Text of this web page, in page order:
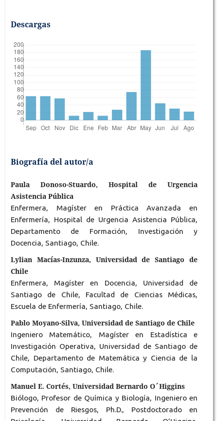
Descargas
Biografía del autor/a
Paula Donoso-Stuardo, Hospital de Urgencia
Asistencia Pública
Enfermera, Magíster en Práctica Avanzada en
Enfermería, Hospital de Urgencia Asistencia Pública,
Departamento de Formación, Investigación y
Docencia, Santiago, Chile.
Lylian Macías-Inzunza, Universidad de Santiago de
Chile
Enfermera, Magíster en Docencia, Universidad de
Santiago de Chile, Facultad de Ciencias Médicas,
Escuela de Enfermería, Santiago, Chile.
Pablo Moyano-Silva, Universidad de Santiago de Chile
Ingeniero Matemático, Magíster en Estadística e
Investigación Operativa, Universidad de Santiago de
Chile, Departamento de Matemática y Ciencia de la
Computación, Santiago, Chile.
Manuel E. Cortés, Universidad Bernardo O´Higgins
Biólogo, Profesor de Química y Biología, Ingeniero en
Prevención de Riesgos, Ph.D., Postdoctorado en